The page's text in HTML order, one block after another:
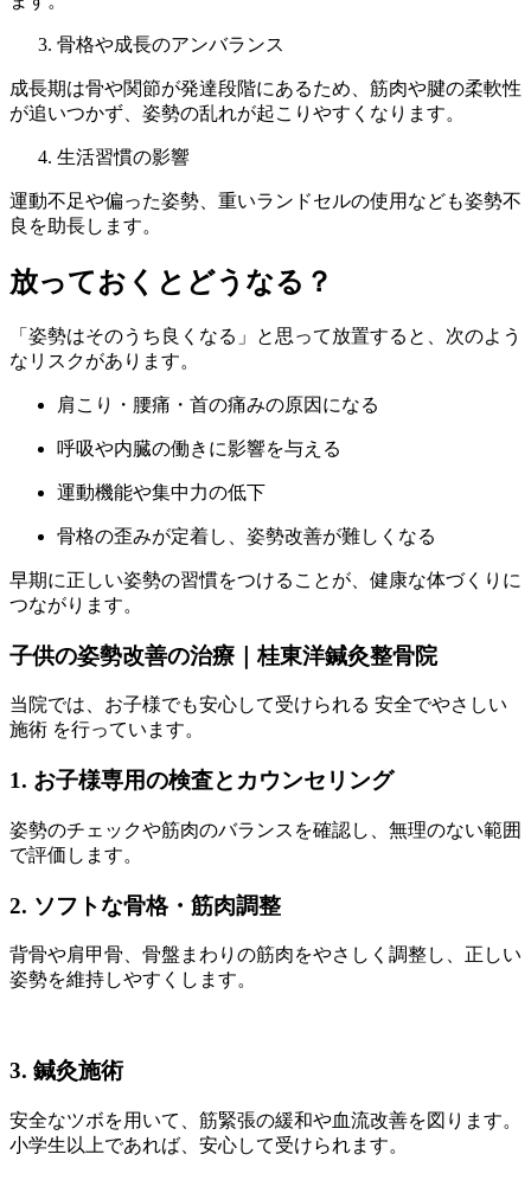
骨格や成長のアンバランス
成長期は骨や関節が発達段階にあるため、筋肉や腱の柔軟性
が追いつかず、姿勢の乱れが起こりやすくなります。
生活習慣の影響
運動不足や偏った姿勢、重いランドセルの使用なども姿勢不
良を助長します。
放っておくとどうなる？
「姿勢はそのうち良くなる」と思って放置すると、次のよう
なリスクがあります。
肩こり・腰痛・首の痛みの原因になる
呼吸や内臓の働きに影響を与える
運動機能や集中力の低下
骨格の歪みが定着し、姿勢改善が難しくなる
早期に正しい姿勢の習慣をつけることが、健康な体づくりに
つながります。
子供の姿勢改善の治療｜桂東洋鍼灸整骨院
当院では、お子様でも安心して受けられる 安全でやさしい
施術 を行っています。
1. お子様専用の検査とカウンセリング
姿勢のチェックや筋肉のバランスを確認し、無理のない範囲
で評価します。
2. ソフトな骨格・筋肉調整
背骨や肩甲骨、骨盤まわりの筋肉をやさしく調整し、正しい
姿勢を維持しやすくします。
3. 鍼灸施術
安全なツボを用いて、筋緊張の緩和や血流改善を図ります。
小学生以上であれば、安心して受けられます。